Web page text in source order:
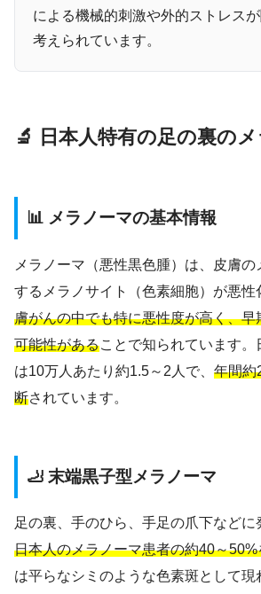
による機械的刺激や外的ストレス
考えられています。
🔬 日本人特有の足の裏の
📊 メラノーマの基本情報
メラノーマ（悪性黒色腫）は、皮膚
するメラノサイト（色素細胞）が悪性
膚がんの中でも特に悪性度が高く、早
可能性があることで知られています
は10万人あたり約1.5～2人で、 年間約
断されています。
🦶 末端黒子型メラノーマ
足の裏、手のひら、手足の爪下などに
日本人のメラノーマ患者の約40～
は平らなシミのような色素斑として現